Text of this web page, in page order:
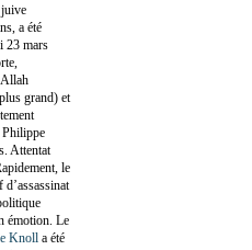
juive
a été
23 mars
grand) et
Philippe
Attentat
le
d’assassinat
émotion. Le
Knoll a été